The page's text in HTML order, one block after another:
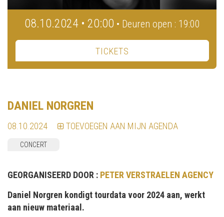
08.10.2024 • 20:00 • Deuren open : 19:00
TICKETS
DANIEL NORGREN
08.10.2024 TOEVOEGEN AAN MIJN AGENDA
CONCERT
GEORGANISEERD DOOR : PETER VERSTRAELEN AGENCY
Daniel Norgren kondigt tourdata voor 2024 aan, werkt
aan nieuw materiaal.